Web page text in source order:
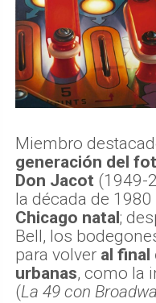
Miembro
generación del
Don Jacot (1949-
la década de 1980
Chicago natal;
Bell, los
para volver al final
urbanas, como la
(La 49 con